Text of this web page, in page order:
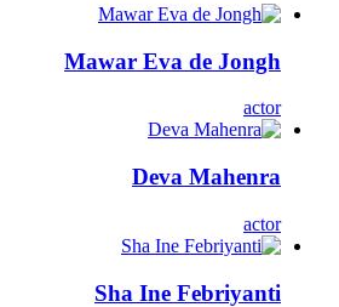
Mawar Eva de Jongh
actor
Deva Mahenra
actor
Sha Ine Febriyanti